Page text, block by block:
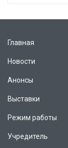
Главная
Новости
Анонсы
Выставки
Режим работы
Учредитель